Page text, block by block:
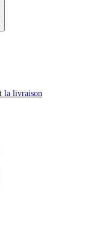
la livraison